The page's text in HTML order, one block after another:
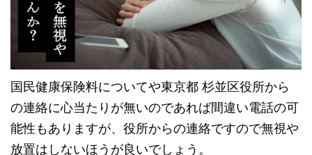
国民健康保険料についてや東京都 杉並区役所から
の連絡に心当たりが無いのであれば間違い電話の可
能性もありますが、役所からの連絡ですので無視や
放置はしないほうが良いでしょう。